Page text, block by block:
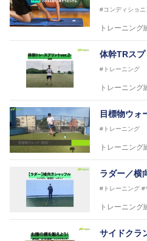
#コンディショニ
トレーニング
体幹TRス
#トレーニング
トレーニング
目標物ウォ
#トレーニング
トレーニング
ラダー／横
#トレーニング #
トレーニング
サイドクラ